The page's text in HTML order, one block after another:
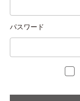
パスワード